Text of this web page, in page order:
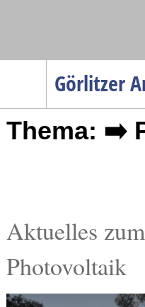
Görlitzer
Menüpunkte
Startseite
Verkehr
Gesundheit
Thema: ➡️
Aktuelles
Photovoltaik